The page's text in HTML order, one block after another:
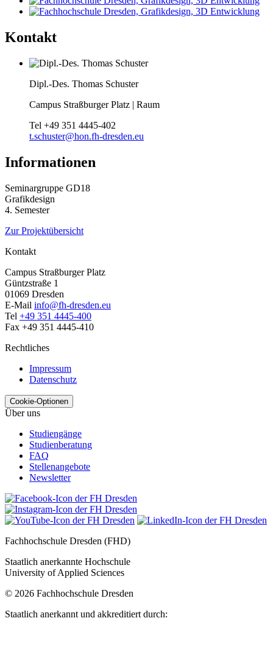
Kontakt
Dipl.-Des. Thomas Schuster
Campus Straßburger Platz | Raum
Tel +49 351 4445-402
t.schuster@hon.fh-dresden.eu
Informationen
Seminargruppe GD18
Grafikdesign
4. Semester
Zur Projektübersicht
Kontakt
Campus Straßburger Platz
Güntzstraße 1
01069 Dresden
E-Mail info@fh-dresden.eu
Tel +49 351 4445-400
Fax +49 351 4445-410
Rechtliches
Impressum
Datenschutz
Cookie-Optionen
Über uns
Studiengänge
Studienberatung
FAQ
Stellenangebote
Newsletter
Fachhochschule Dresden (FHD)
Staatlich anerkannte Hochschule
University of Applied Sciences
© 2026 Fachhochschule Dresden
Staatlich anerkannt und akkreditiert durch: